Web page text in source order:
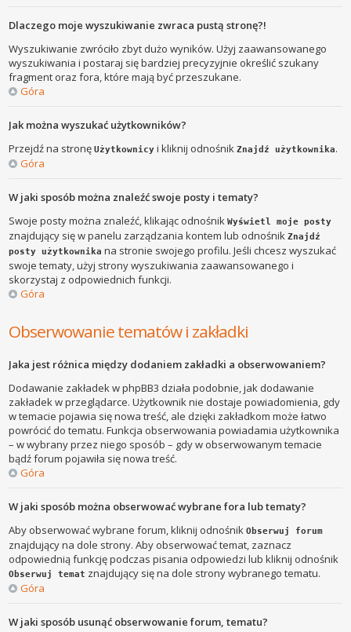
Dlaczego moje wyszukiwanie zwraca pustą stronę?!
Wyszukiwanie zwróciło zbyt dużo wyników. Użyj zaawansowanego
wyszukiwania i postaraj się bardziej precyzyjnie określić szukany
fragment oraz fora, które mają być przeszukane.
Góra
Jak można wyszukać użytkowników?
Przejdź na stronęUżytkownicy i kliknij odnośnikZnajdź użytkownika.
Góra
W jaki sposób można znaleźć swoje posty i tematy?
Swoje posty można znaleźć, klikając odnośnikWyświetl moje posty
znajdujący się w panelu zarządzania kontem lub odnośnikZnajdź
posty użytkownika na stronie swojego profilu. Jeśli chcesz wyszukać
swoje tematy, użyj strony wyszukiwania zaawansowanego i
skorzystaj z odpowiednich funkcji.
Góra
Obserwowanie tematów i zakładki
Jaka jest różnica między dodaniem zakładki a obserwowaniem?
Dodawanie zakładek w phpBB3 działa podobnie, jak dodawanie
zakładek w przeglądarce. Użytkownik nie dostaje powiadomienia, gdy
w temacie pojawia się nowa treść, ale dzięki zakładkom może łatwo
powrócić do tematu. Funkcja obserwowania powiadamia użytkownika
– w wybrany przez niego sposób – gdy w obserwowanym temacie
bądź forum pojawiła się nowa treść.
Góra
W jaki sposób można obserwować wybrane fora lub tematy?
Aby obserwować wybrane forum, kliknij odnośnikObserwuj forum
znajdujący na dole strony. Aby obserwować temat, zaznacz
odpowiednią funkcję podczas pisania odpowiedzi lub kliknij odnośnik
Obserwuj temat znajdujący się na dole strony wybranego tematu.
Góra
W jaki sposób usunąć obserwowanie forum, tematu?